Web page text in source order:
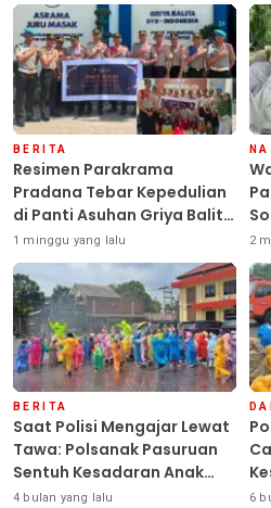
BERITA
Resimen Parakrama
Pradana Tebar Kepedulian
di Panti Asuhan Griya Balita
SYD, Peluk Hangat Balita
Terlantar “POLRI Hadir
Dengan Hati”
1 minggu yang lalu 2
BERITA
Saat Polisi Mengajar Lewat
Tawa: Polsanak Pasuruan
Sentuh Kesadaran Anak
Sejak Dini
4 bulan yang lalu 6